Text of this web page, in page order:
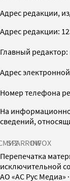
Адрес редакции,
Адрес редакции:
Главный
Адрес
Номер телефона
На
сведений,
SPARROWINFOX
Перепечатка
исключительной
AO «АС Рус Медиа» ·